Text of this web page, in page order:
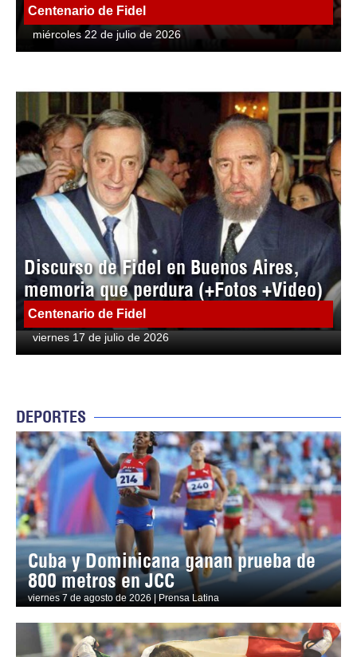
Centenario de Fidel
miércoles 22 de julio de 2026
Discurso de Fidel en Buenos Aires,
memoria que perdura (+Fotos +Video)
Centenario de Fidel
viernes 17 de julio de 2026
DEPORTES
Cuba y Dominicana ganan prueba de
800 metros en JCC
viernes 7 de agosto de 2026 | Prensa Latina